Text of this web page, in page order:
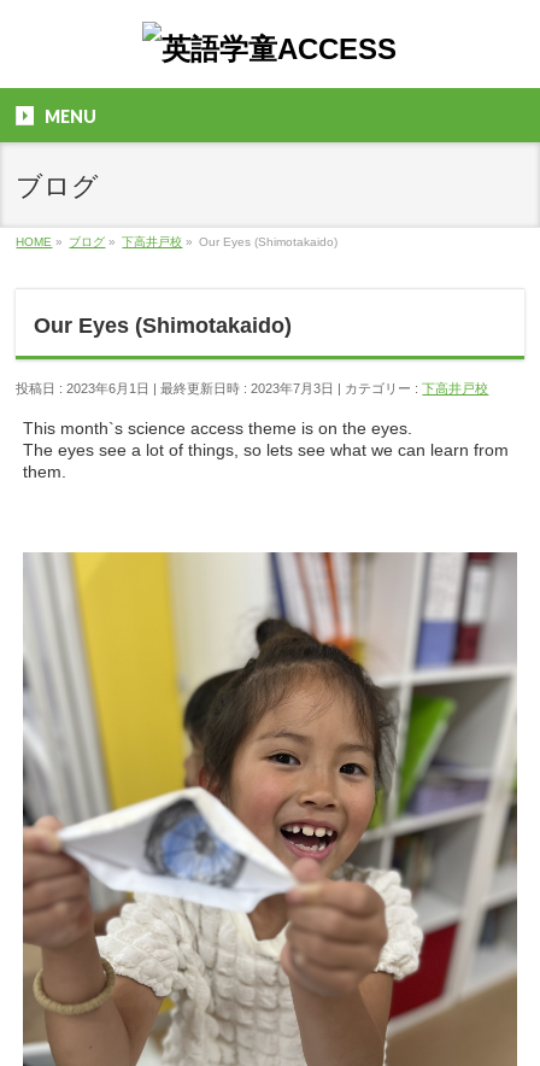
MENU
ブログ
HOME » ブログ » 下高井戸校 » Our Eyes (Shimotakaido)
Our Eyes (Shimotakaido)
投稿日 : 2023年6月1日 最終更新日時 : 2023年7月3日 カテゴリー :下高井戸校
This month`s science access theme is on the eyes.
The eyes see a lot of things, so lets see what we can learn from
them.